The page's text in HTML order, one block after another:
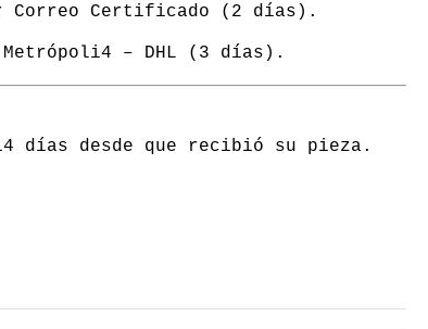
Correo Certificado (2 días).
– DHL (3 días).
días desde que recibió su pieza.